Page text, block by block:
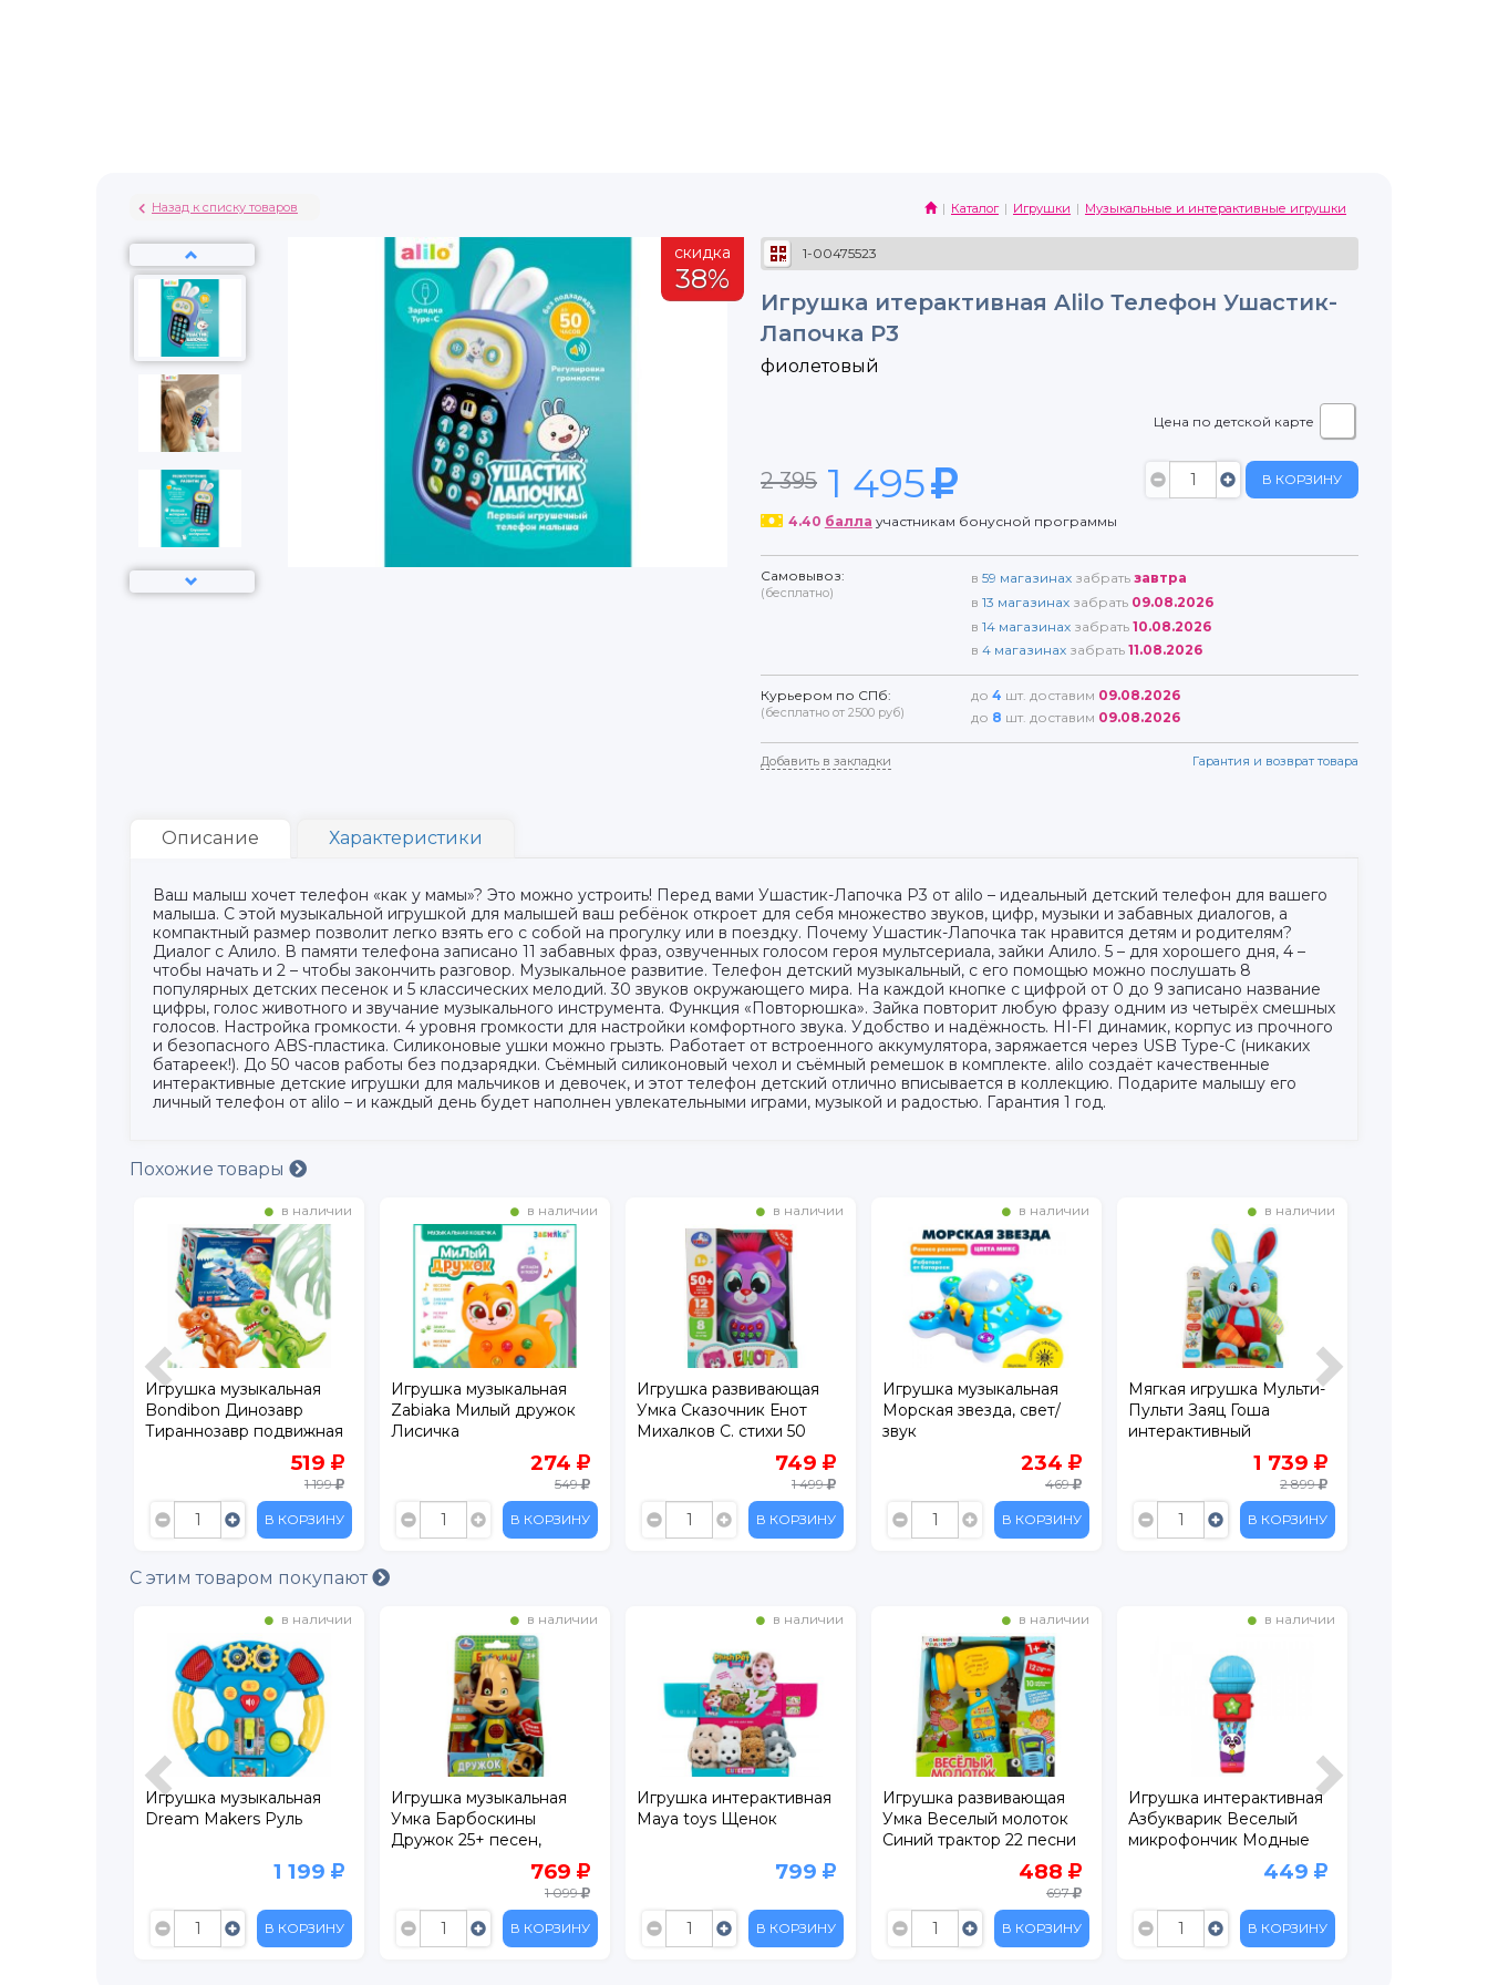
Назад к списку товаров Каталог Игрушки Музыкальные и интерактивные игрушки
скидка
38%
1-00475523
Игрушка итерактивная Alilo Телефон Ушастик-
Лапочка P3
фиолетовый
Цена по детской карте
2 395 1 495 В КОРЗИНУ
4.40 балла участникам бонусной программы
Самовывоз:
(бесплатно)
в 59 магазинах забрать завтра
в 13 магазинах забрать 09.08.2026
в 14 магазинах забрать 10.08.2026
в 4 магазинах забрать 11.08.2026
Курьером по СПб:
(бесплатно от 2500 руб)
до 4 шт. доставим 09.08.2026
до 8 шт. доставим 09.08.2026
Добавить в закладки Гарантия и возврат товара
Описание Характеристики
Ваш малыш хочет телефон «как у мамы»? Это можно устроить! Перед вами Ушастик-Лапочка P3 от alilo – идеальный детский телефон для вашего
малыша. С этой музыкальной игрушкой для малышей ваш ребёнок откроет для себя множество звуков, цифр, музыки и забавных диалогов, а
компактный размер позволит легко взять его с собой на прогулку или в поездку. Почему Ушастик-Лапочка так нравится детям и родителям?
Диалог с Алило. В памяти телефона записано 11 забавных фраз, озвученных голосом героя мультсериала, зайки Алило. 5 – для хорошего дня, 4 –
чтобы начать и 2 – чтобы закончить разговор. Музыкальное развитие. Телефон детский музыкальный, с его помощью можно послушать 8
популярных детских песенок и 5 классических мелодий. 30 звуков окружающего мира. На каждой кнопке с цифрой от 0 до 9 записано название
цифры, голос животного и звучание музыкального инструмента. Функция «Повторюшка». Зайка повторит любую фразу одним из четырёх смешных
голосов. Настройка громкости. 4 уровня громкости для настройки комфортного звука. Удобство и надёжность. HI-FI динамик, корпус из прочного
и безопасного ABS-пластика. Силиконовые ушки можно грызть. Работает от встроенного аккумулятора, заряжается через USB Type-C (никаких
батареек!). До 50 часов работы без подзарядки. Съёмный силиконовый чехол и съёмный ремешок в комплекте. alilo создаёт качественные
интерактивные детские игрушки для мальчиков и девочек, и этот телефон детский отлично вписывается в коллекцию. Подарите малышу его
личный телефон от alilo – и каждый день будет наполнен увлекательными играми, музыкой и радостью. Гарантия 1 год.
Похожие товары
в наличии
Игрушка музыкальная
Bondibon Динозавр
Тираннозавр подвижная
519
1 199
В КОРЗИНУ
в наличии
Игрушка музыкальная
Zabiaka Милый дружок
Лисичка
274
549
В КОРЗИНУ
в наличии
Игрушка развивающая
Умка Сказочник Енот
Михалков С. стихи 50
песен, сказок, загадок
749
1 499
В КОРЗИНУ
в наличии
Игрушка музыкальная
Морская звезда, свет/
звук
234
469
В КОРЗИНУ
в наличии
Мягкая игрушка Мульти-
Пульти Заяц Гоша
интерактивный
Чуковский К., 12 функц, 25
1 739
2 899
В КОРЗИНУ
С этим товаром покупают
в наличии
Игрушка музыкальная
Dream Makers Руль
1 199
В КОРЗИНУ
в наличии
Игрушка музыкальная
Умка Барбоскины
Дружок 25+ песен,
769
1 099
В КОРЗИНУ
в наличии
Игрушка интерактивная
Maya toys Щенок
799
В КОРЗИНУ
в наличии
Игрушка развивающая
Умка Веселый молоток
Синий трактор 22 песни
488
697
В КОРЗИНУ
в наличии
Игрушка интерактивная
Азбукварик Веселый
микрофончик Модные
449
В КОРЗИНУ